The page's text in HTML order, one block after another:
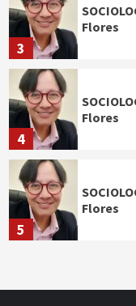
3
Flores
4
Flores
5
Flores